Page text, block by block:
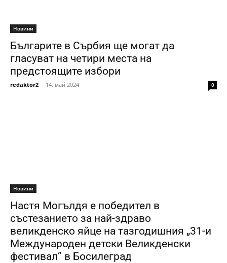
Новини
Българите в Сърбия ще могат да
гласуват на четири места на
предстоящите избори
redaktor2 - 14. май 2024 0
Новини
Настя Могълдя е победител в
състезанието за най-здраво
великденско яйце на тазгодишния „31-и
Международен детски Великденски
фестивал” в Босилеград